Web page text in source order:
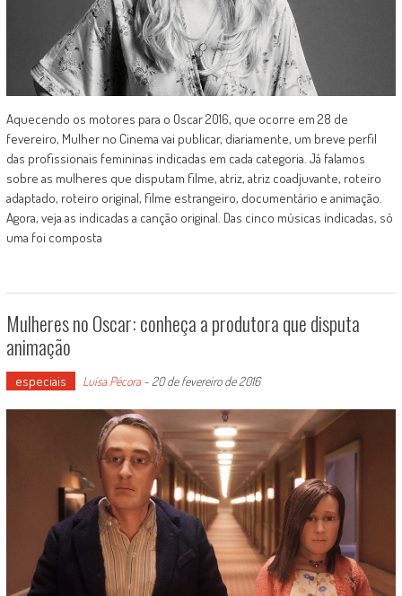
Aquecendo os motores para o Oscar 2016, que ocorre em 28 de
fevereiro, Mulher no Cinema vai publicar, diariamente, um breve perfil
das profissionais femininas indicadas em cada categoria. Já falamos
sobre as mulheres que disputam filme, atriz, atriz coadjuvante, roteiro
adaptado, roteiro original, filme estrangeiro, documentário e animação.
Agora, veja as indicadas a canção original. Das cinco músicas indicadas, só
uma foi composta
Mulheres no Oscar: conheça a produtora que disputa
animação
especiais Luísa Pécora- 20 de fevereiro de 2016